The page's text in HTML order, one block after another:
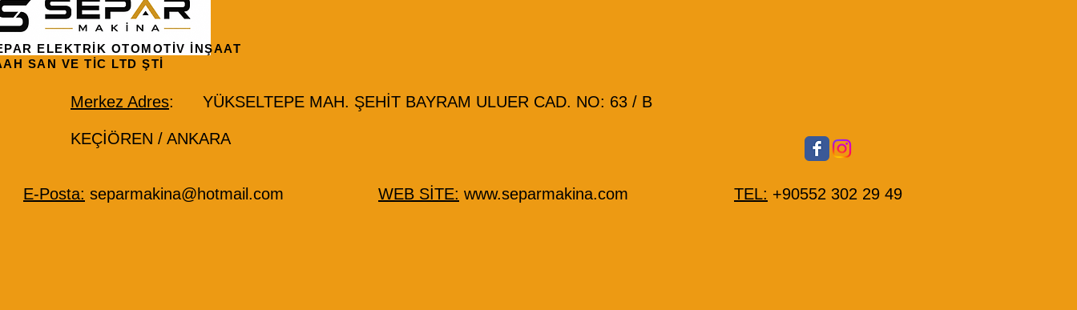
ELEKTRİK OTOMOTİV İNŞAAT
SAN VE TİC LTD ŞTİ
Merkez Adres: YÜKSELTEPE MAH. ŞEHİT BAYRAM ULUER CAD. NO: 63 / B
KEÇİÖREN / ANKARA
E-Posta: separmakina@hotmail.com WEB SİTE: www.separmakina.com TEL: +90552 302 29 49